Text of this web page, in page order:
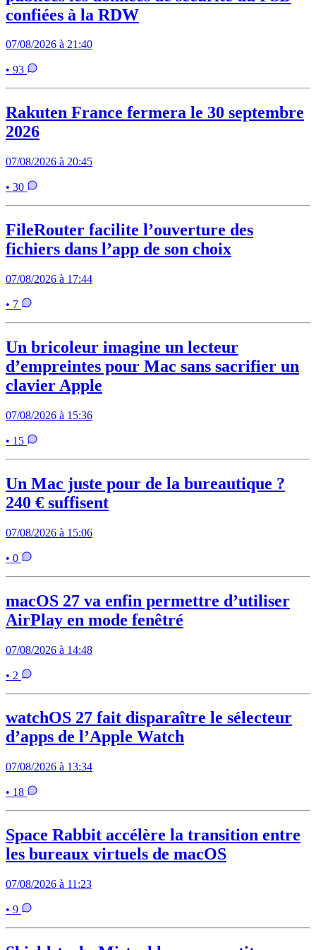
confiées à la RDW
07/08/2026 à 21:40
• 93
Rakuten France fermera le 30 septembre
2026
07/08/2026 à 20:45
• 30
FileRouter facilite l’ouverture des
fichiers dans l’app de son choix
07/08/2026 à 17:44
• 7
Un bricoleur imagine un lecteur
d’empreintes pour Mac sans sacrifier un
clavier Apple
07/08/2026 à 15:36
• 15
Un Mac juste pour de la bureautique ?
240 € suffisent
07/08/2026 à 15:06
• 0
macOS 27 va enfin permettre d’utiliser
AirPlay en mode fenêtré
07/08/2026 à 14:48
• 2
watchOS 27 fait disparaître le sélecteur
d’apps de l’Apple Watch
07/08/2026 à 13:34
• 18
Space Rabbit accélère la transition entre
les bureaux virtuels de macOS
07/08/2026 à 11:23
• 9